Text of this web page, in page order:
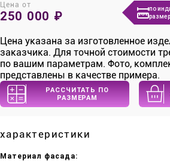
Цена от
250 000 ₽
по
Цена указана за изготовленное
заказчика. Для точной стоимости
по вашим параметрам. Фото,
представлены в качестве примера.
РАССЧИТАТЬ ПО
РАЗМЕРАМ
характеристики
Материал фасада: